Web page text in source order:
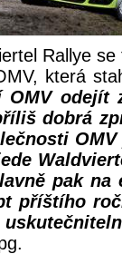
Rallye
která
OMV
dobrá
pak na
příštího